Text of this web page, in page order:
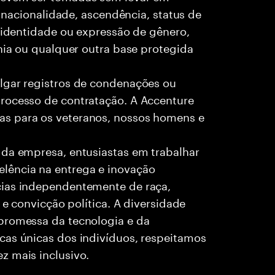
ascendência, status de
ou expressão de gênero,
ou qualquer outra base protegida
registros de condenações ou
de contratação. A Accenture
para os veteranos, nossos homens e
empresa, entusiastas em trabalhar
na entrega e inovação
independentemente de raça,
convicção política. A diversidade
da tecnologia e da
únicas dos indivíduos, respeitamos
mais inclusivo.